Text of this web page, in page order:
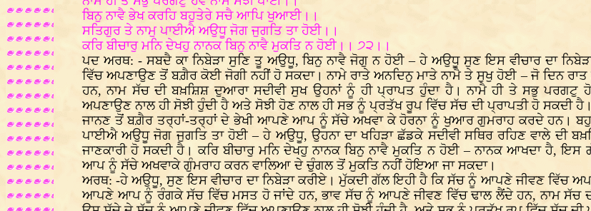
ਬਿਨੁ ਨਾਵੈ ਭੇਖ ਕਰਹਿ ਬਹੁਤੇਰੇ ਸਚੈ ਆਪਿ ਖੁਆਈ।।
ਸਤਿਗੁਰ ਤੇ ਨਾਮੁ ਪਾਈਐ ਅਉਧੂ ਜੋਗ ਜੁਗਤਿ ਤਾ ਹੋਈ।।
ਕਰਿ ਬੀਚਾਰੁ ਮਨਿ ਦੇਖਹੁ ਨਾਨਕ ਬਿਨੁ ਨਾਵੈ ਮੁਕਤਿ ਨ ਹੋਈ।। ੭੨।।
ਪਦ ਅਰਥ: - ਸਬਦੈ ਕਾ ਨਿਬੇੜਾ ਸੁਣਿ ਤੂ ਅਉਧੂ, ਬਿਨੁ ਨਾਵੈ ਜੋਗੁ ਨ ਹੋਈ – ਹੇ ਅਉਧੂ ਸੁਣ ਇਸ ਵੀਚਾਰ ਦਾ
ਵਿੱਚ ਅਪਣਾਉਣ ਤੋਂ ਬਗ਼ੈਰ ਕੋਈ ਜੋਗੀ ਨਹੀਂ ਹੋ ਸਕਦਾ। ਨਾਮੇ ਰਾਤੇ ਅਨਦਿਨੁ ਮਾਤੇ ਨਾਮੈ ਤੇ ਸੁਖੁ ਹੋਈ – ਜੋ ਦਿਨ
ਹਨ, ਨਾਮ ਸੱਚ ਦੀ ਬਖ਼ਸ਼ਿਸ਼ ਦੁਆਰਾ ਸਦੀਵੀ ਸੁਖ ਉਹਨਾਂ ਨੂੰ ਹੀ ਪ੍ਰਾਪਤ ਹੁੰਦਾ ਹੈ। ਨਾਮੈ ਹੀ ਤੇ ਸਭੁ
ਅਪਣਾਉਣ ਨਾਲ ਹੀ ਸੋਝੀ ਹੁੰਦੀ ਹੈ ਅਤੇ ਸੋਝੀ ਹੋਣ ਨਾਲ ਹੀ ਸਭ ਨੂੰ ਪ੍ਰਤੱਖ ਰੂਪ ਵਿੱਚ ਸੱਚ ਦੀ ਪ੍ਰਾਪਤੀ ਹੋ
ਜਾਨਣ ਤੋਂ ਬਗ਼ੈਰ ਤਰ੍ਹਾਂ-ਤਰ੍ਹਾਂ ਦੇ ਭੇਖੀ ਆਪਣੇ ਆਪ ਨੂੰ ਸੱਚੇ ਅਖਵਾ ਕੇ ਹੋਰਨਾ ਨੂੰ ਖੁਆਰ ਗੁਮਰਾਹ ਕਰਦੇ ਹਨ।
ਪਾਈਐ ਅਉਧੂ ਜੋਗ ਜੁਗਤਿ ਤਾ ਹੋਈ – ਹੇ ਅਉਧੂ, ਉਹਨਾ ਦਾ ਖਹਿੜਾ ਛੱਡਕੇ ਸਦੀਵੀ ਸਥਿਰ ਰਹਿਣ ਵਾਲੇ ਦੀ
ਜਾਣਕਾਰੀ ਹੋ ਸਕਦੀ ਹੈ। ਕਰਿ ਬੀਚਾਰੁ ਮਨਿ ਦੇਖਹੁ ਨਾਨਕ ਬਿਨੁ ਨਾਵੈ ਮੁਕਤਿ ਨ ਹੋਈ – ਨਾਨਕ ਆਖਦਾ ਹੈ,
ਆਪ ਨੂੰ ਸੱਚੇ ਅਖਵਾਕੇ ਗੁੰਮਰਾਹ ਕਰਨ ਵਾਲਿਆ ਦੇ ਚੁੰਗਲ ਤੋਂ ਮੁਕਤਿ ਨਹੀਂ ਹੋਇਆ ਜਾ ਸਕਦਾ।
ਅਰਥ: -ਹੇ ਅਉਧੂ, ਸੁਣ ਇਸ ਵੀਚਾਰ ਦਾ ਨਿਬੇੜਾ ਕਰੀਏ। ਮੁੱਕਦੀ ਗੱਲ ਇਹੀ ਹੈ ਕਿ ਸੱਚ ਨੂੰ ਆਪਣੇ ਜੀਵਣ ਵਿੱਚ
ਆਪਣੇ ਆਪ ਨੂੰ ਰੰਗਕੇ ਸੱਚ ਵਿੱਚ ਮਸਤ ਹੋ ਜਾਂਦੇ ਹਨ, ਭਾਵ ਸੱਚ ਨੂੰ ਆਪਣੇ ਜੀਵਣ ਵਿੱਚ ਢਾਲ ਲੈਂਦੇ ਹਨ, ਨਾਮ ਸੱਚ